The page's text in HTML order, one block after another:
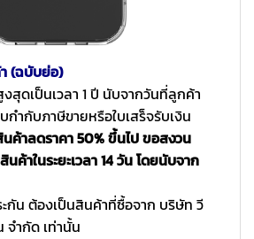
(ฉบับย่อ)
สุดเป็นเวลา 1 ปี นับจากวันที่ลูกค้า
กำกับภาษีขายหรือใบเสร็จรับเงิน
ค้าลดราคา 50% ขึ้นไป ขอสงวน
ค้าในระยะเวลา 14 วัน โดยนับจาก
ะกัน ต้องเป็นสินค้าที่ซื้อจาก บริษัท วี
จำกัด เท่านั้น